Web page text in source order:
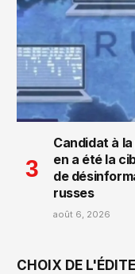
Candidat à
en a été la
de
russes
août 6, 2026
CHOIX DE